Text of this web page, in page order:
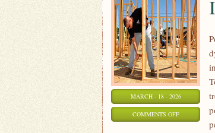
MARCH - 18 - 2026
COMMENTS OFFON